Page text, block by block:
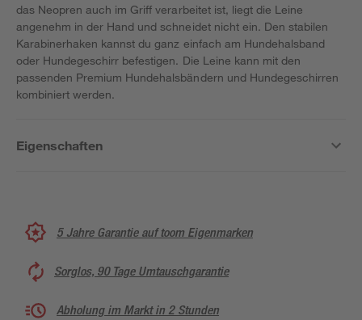
das Neopren auch im Griff verarbeitet ist, liegt die Leine
angenehm in der Hand und schneidet nicht ein. Den stabilen
Karabinerhaken kannst du ganz einfach am Hundehalsband
oder Hundegeschirr befestigen. Die Leine kann mit den
passenden Premium Hundehalsbändern und Hundegeschirren
kombiniert werden.
Eigenschaften
5 Jahre Garantie auf toom Eigenmarken
Sorglos, 90 Tage Umtauschgarantie
Abholung im Markt in 2 Stunden